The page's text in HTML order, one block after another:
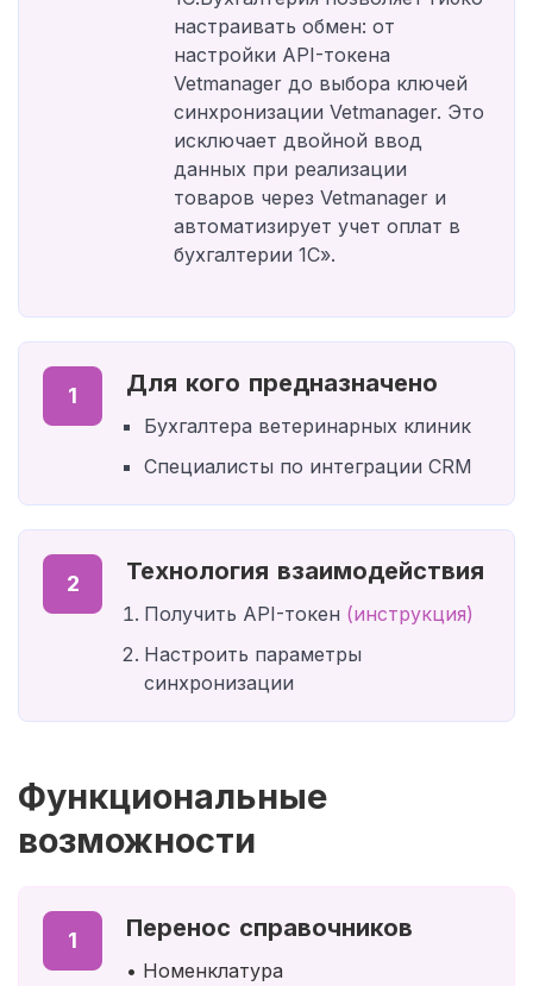
настраивать обмен: от
настройки API-токена
Vetmanager до выбора ключей
синхронизации Vetmanager. Это
исключает двойной ввод
данных при реализации
товаров через Vetmanager и
автоматизирует учет оплат в
бухгалтерии 1С».
1 Для кого предназначено
Бухгалтера ветеринарных клиник
Специалисты по интеграции CRM
2 Технология взаимодействия
Получить API-токен (инструкция)
Настроить параметры
синхронизации
Функциональные
возможности
1 Перенос справочников
• Номенклатура